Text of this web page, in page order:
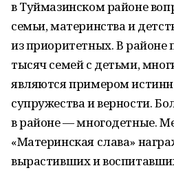
в Туймазинском районе
семьи, материнства и
из приоритетных. В
тысяч семей с детьми,
являются примером
супружества и верности.
в районе — многодетные.
«Материнская слава»
вырастивших и